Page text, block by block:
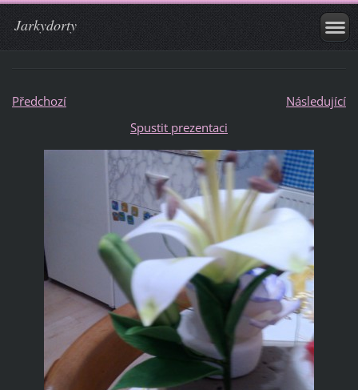
Jarkydorty
Předchozí
Následující
Spustit prezentaci